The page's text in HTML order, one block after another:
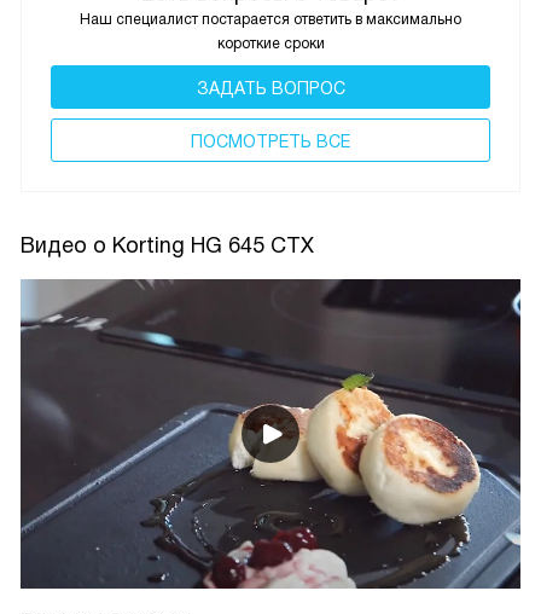
Наш специалист постарается ответить в максимально
короткие сроки
ЗАДАТЬ ВОПРОС
ПОCМОТРЕТЬ ВСЕ
Видео о Korting HG 645 CTX